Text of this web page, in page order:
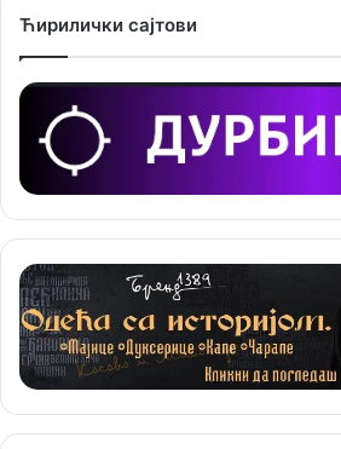
Ћирилички сајтови